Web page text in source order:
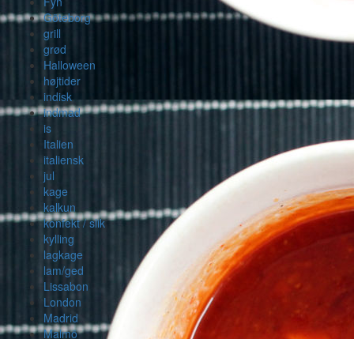
Göteborg
grill
grød
Halloween
højtider
indisk
indmad
is
Italien
italiensk
jul
kage
kalkun
konfekt / slik
kylling
lagkage
lam/ged
Lissabon
London
Madrid
Malmö